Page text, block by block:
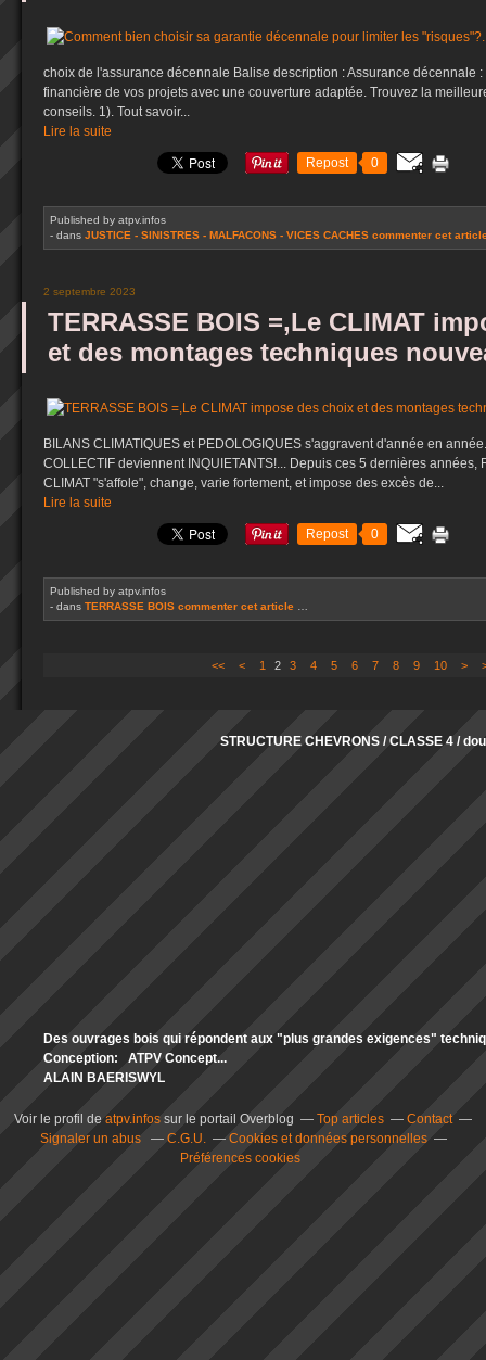
choix de l'assurance décennale Balise description : Assurance décennale
financière de vos projets avec une couverture adaptée. Trouvez la
conseils. 1). Tout savoir...
Lire la suite
Repost 0
Published by atpv.infos
- dans JUSTICE - SINISTRES - MALFACONS - VICES CACHES commenter cet
2 septembre 2023
TERRASSE BOIS =,Le CLIMAT
et des montages techniques
BILANS CLIMATIQUES et PEDOLOGIQUES s'aggravent d'année en
COLLECTIF deviennent INQUIETANTS!... Depuis ces 5 dernières années,
CLIMAT "s'affole", change, varie fortement, et impose des excès de...
Lire la suite
Repost 0
Published by atpv.infos
- dans TERRASSE BOIS commenter cet article
<< < 1 2 3 4 5 6 7 8 9 10 20
>
STRUCTURE CHEVRONS / CLASSE 4 /
Des ouvrages bois qui répondent aux "plus grandes exigences"
Conception: ATPV Concept...
ALAIN BAERISWYL
Voir le profil de atpv.infos sur le portail Overblog Top articles
Contact
Signaler un abus
C.G.U.
Cookies et données personnelles
Préférences cookies